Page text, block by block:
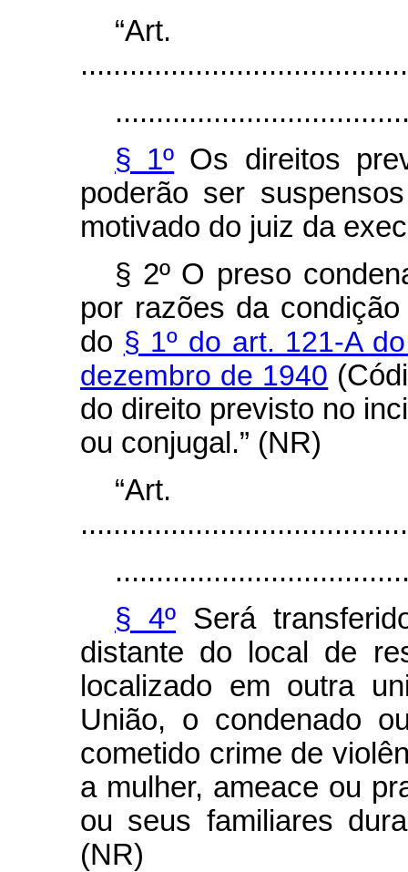
§ 1º Os direitos
poderão ser
motivado do juiz da
§ 2º O preso
por razões da
do § 1º do art. 121-A
dezembro de 1940
do direito previsto no
ou conjugal.” (NR)
§ 4º Será
distante do local de
localizado em outra
União, o condenado
cometido crime de
a mulher, ameace ou
ou seus familiares
(NR)